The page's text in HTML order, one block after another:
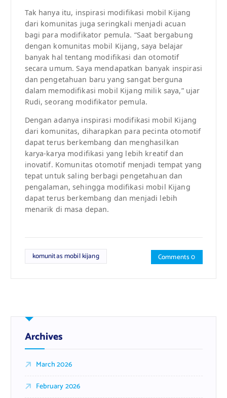
Tak hanya itu, inspirasi modifikasi mobil Kijang
dari komunitas juga seringkali menjadi acuan
bagi para modifikator pemula. “Saat bergabung
dengan komunitas mobil Kijang, saya belajar
banyak hal tentang modifikasi dan otomotif
secara umum. Saya mendapatkan banyak inspirasi
dan pengetahuan baru yang sangat berguna
dalam memodifikasi mobil Kijang milik saya,” ujar
Rudi, seorang modifikator pemula.
Dengan adanya inspirasi modifikasi mobil Kijang
dari komunitas, diharapkan para pecinta otomotif
dapat terus berkembang dan menghasilkan
karya-karya modifikasi yang lebih kreatif dan
inovatif. Komunitas otomotif menjadi tempat yang
tepat untuk saling berbagi pengetahuan dan
pengalaman, sehingga modifikasi mobil Kijang
dapat terus berkembang dan menjadi lebih
menarik di masa depan.
komunitas mobil kijang Comments 0
Archives
March 2026
February 2026